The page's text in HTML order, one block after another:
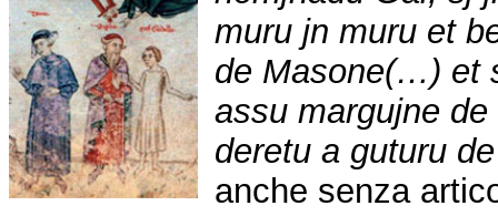
muru jn muru et
de Masone(…) et
assu margujne
deretu a guturu
anche senza